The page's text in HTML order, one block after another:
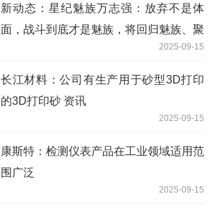
新动态：星纪魅族万志强：放弃不是体
面，战斗到底才是魅族，将回归魅族、聚
2025-09-15
长江材料：公司有生产用于砂型3D打印
的3D打印砂 资讯
2025-09-15
康斯特：检测仪表产品在工业领域适用范
围广泛
2025-09-15